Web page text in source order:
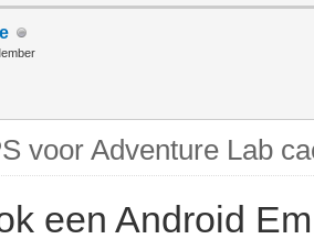
voor Adventure Lab
een Android